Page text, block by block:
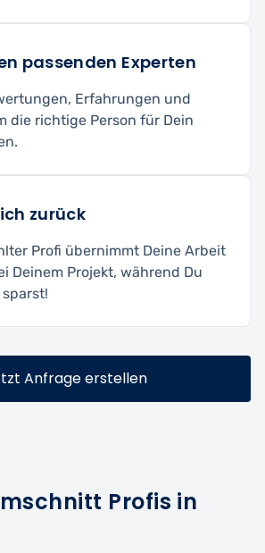
passenden Experten
Erfahrungen und
die richtige Person für Dein
zurück
Profi übernimmt Deine Arbeit
Deinem Projekt, während Du
Anfrage erstellen
Profis in